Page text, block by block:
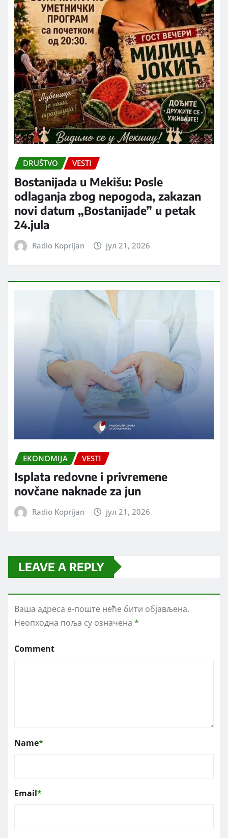
DRUŠTVO VESTI
Bostanijada u Mekišu: Posle
odlaganja zbog nepogoda, zakazan
novi datum „Bostanijade” u petak
24.jula
Radio Koprijan јул 21, 2026
EKONOMIJA VESTI
Isplata redovne i privremene
novčane naknade za jun
Radio Koprijan јул 21, 2026
LEAVE A REPLY
Ваша адреса е-поште неће бити објављена.
Неопходна поља су означена *
Comment
Name*
Email*